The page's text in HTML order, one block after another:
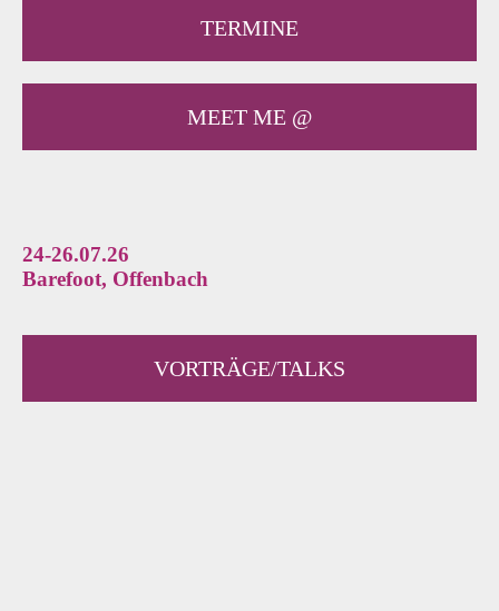
TERMINE
MEET ME @
24-26.07.26
Barefoot, Offenbach
VORTRÄGE/TALKS